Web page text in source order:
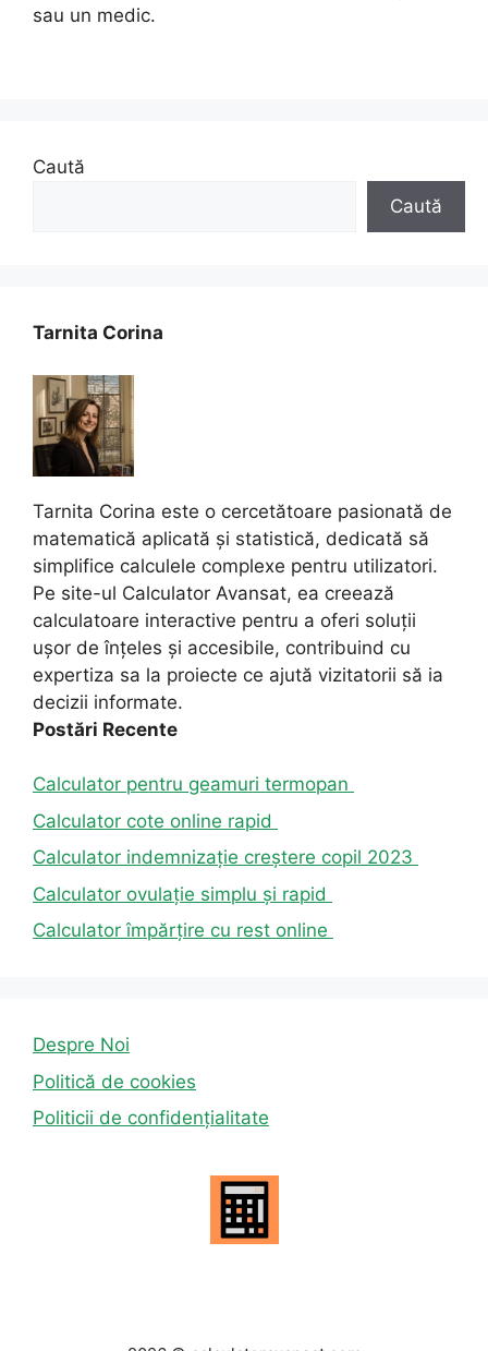
sau un medic.
Caută
Caută
Tarnita Corina
Tarnita Corina este o cercetătoare pasionată de
matematică aplicată și statistică, dedicată să
simplifice calculele complexe pentru utilizatori.
Pe site-ul Calculator Avansat, ea creează
calculatoare interactive pentru a oferi soluții
ușor de înțeles și accesibile, contribuind cu
expertiza sa la proiecte ce ajută vizitatorii să ia
decizii informate.
Postări Recente
Calculator pentru geamuri termopan
Calculator cote online rapid
Calculator indemnizație creștere copil 2023
Calculator ovulație simplu și rapid
Calculator împărțire cu rest online
Despre Noi
Politică de cookies
Politicii de confidențialitate